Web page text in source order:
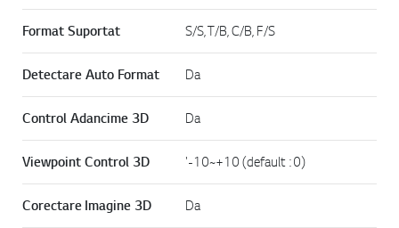
Format Suportat S/S, T/B, C/B, F/S
Detectare Auto Format Da
Control Adancime 3D Da
Viewpoint Control 3D '-10~+10 (default : 0)
Corectare Imagine 3D Da